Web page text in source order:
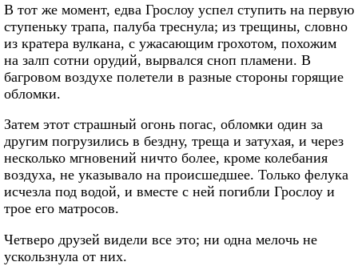
В тот же момент, едва Грослоу успел ступить на первую
ступеньку трапа, палуба треснула; из трещины, словно
из кратера вулкана, с ужасающим грохотом, похожим
на залп сотни орудий, вырвался сноп пламени. В
багровом воздухе полетели в разные стороны горящие
обломки.
Затем этот страшный огонь погас, обломки один за
другим погрузились в бездну, треща и затухая, и через
несколько мгновений ничто более, кроме колебания
воздуха, не указывало на происшедшее. Только фелука
исчезла под водой, и вместе с ней погибли Грослоу и
трое его матросов.
Четверо друзей видели все это; ни одна мелочь не
ускользнула от них.